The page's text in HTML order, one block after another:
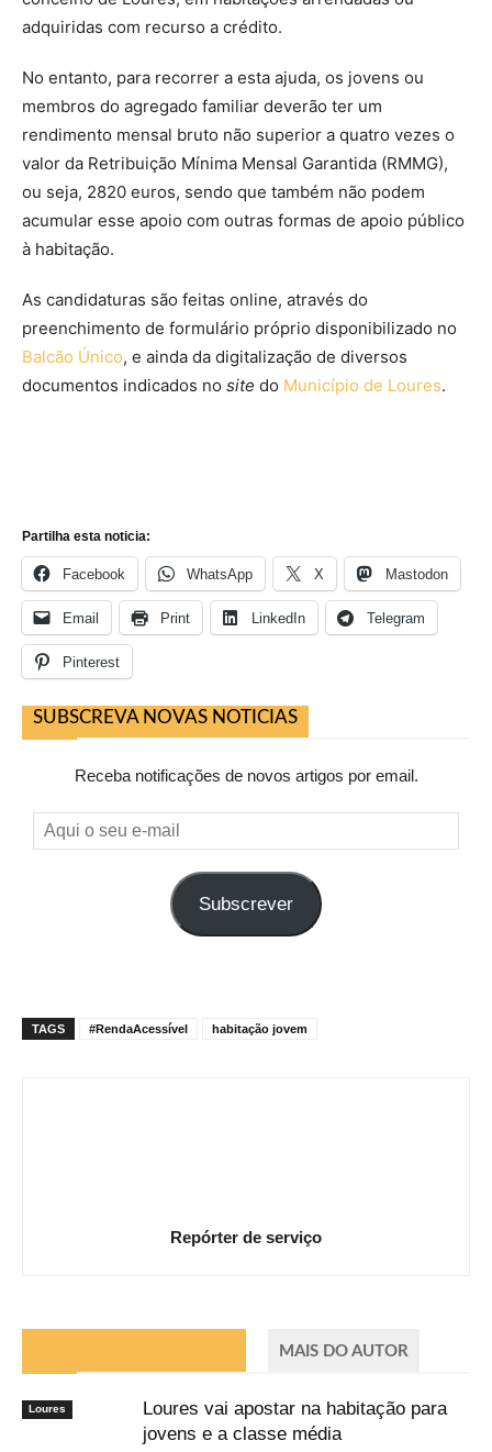
adquiridas com recurso a crédito.
No entanto, para recorrer a esta ajuda, os jovens ou
membros do agregado familiar deverão ter um
rendimento mensal bruto não superior a quatro vezes o
valor da Retribuição Mínima Mensal Garantida (RMMG),
ou seja, 2820 euros, sendo que também não podem
acumular esse apoio com outras formas de apoio público
à habitação.
As candidaturas são feitas online, através do
preenchimento de formulário próprio disponibilizado no
Balcão Único, e ainda da digitalização de diversos
documentos indicados no site do Município de Loures.
Partilha esta noticia:
Facebook WhatsApp X Mastodon
Email Print LinkedIn Telegram
Pinterest
SUBSCREVA NOVAS NOTICIAS
Receba notificações de novos artigos por email.
Aqui
o
Subscrever
TAGS #RendaAcessível habitação jovem
Repórter de serviço
MAIS DO AUTOR
Loures
Loures vai apostar na habitação para
jovens e a classe média